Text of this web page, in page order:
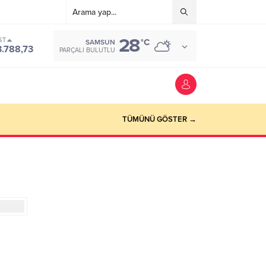
SAMSUN
PARÇALI BULUTLU 28°C
TÜMÜNÜ GÖSTER →